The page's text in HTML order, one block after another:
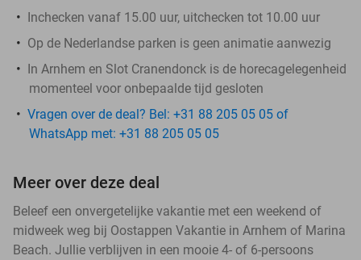
Inchecken vanaf 15.00 uur, uitchecken tot 10.00 uur
Op de Nederlandse parken is geen animatie aanwezig
In Arnhem en Slot Cranendonck is de horecagelegenheid
momenteel voor onbepaalde tijd gesloten
Vragen over de deal? Bel: +31 88 205 05 05 of
WhatsApp met: +31 88 205 05 05
Meer over deze deal
Beleef een onvergetelijke vakantie met een weekend of
midweek weg bij Oostappen Vakantie in Arnhem of Marina
Beach. Jullie verblijven in een mooie 4- of 6-persoons